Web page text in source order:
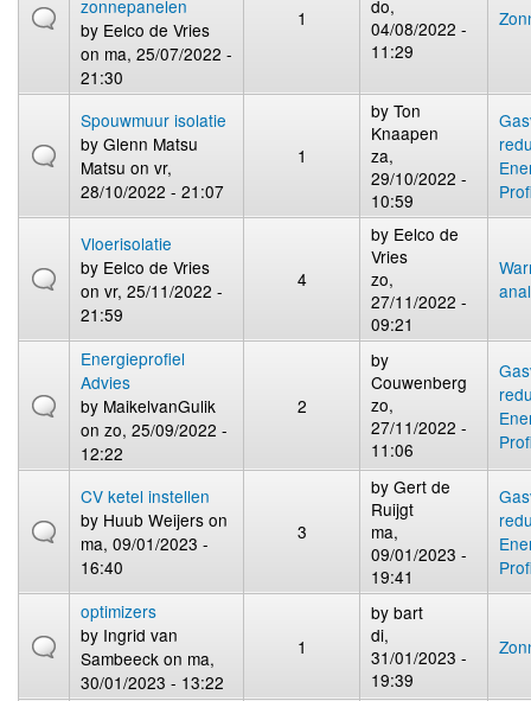
zonnepanelen
by Eelco de Vries
on ma, 25/07/2022 -
21:30
1
do,
04/08/2022 -
11:29
Spouwmuur isolatie
by Glenn Matsu
Matsu on vr,
28/10/2022 - 21:07
1
by Ton
Knaapen
za,
29/10/2022 -
10:59
Vloerisolatie
by Eelco de Vries
on vr, 25/11/2022 -
21:59
4
by Eelco de
Vries
zo,
27/11/2022 -
09:21
Energieprofiel
Advies
by MaikelvanGulik
on zo, 25/09/2022 -
12:22
2
by
Couwenberg
zo,
27/11/2022 -
11:06
CV ketel instellen
by Huub Weijers on
ma, 09/01/2023 -
16:40
3
by Gert de
Ruijgt
ma,
09/01/2023 -
19:41
optimizers
by Ingrid van
Sambeeck on ma,
30/01/2023 - 13:22
1
by bart
di,
31/01/2023 -
19:39